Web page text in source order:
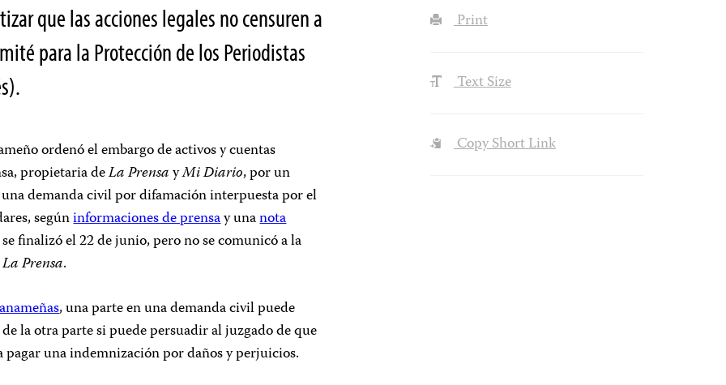
que las acciones legales no censuren a
para la Protección de los Periodistas
ordenó el embargo de activos y cuentas
propietaria deLa PrensayMi Diario, por un
demanda civil por difamación interpuesta por el
segúninformaciones de prensay unanota
finalizó el 22 de junio, pero no se comunicó a la
La Prensa.
, una parte en una demanda civil puede
la otra parte si puede persuadir al juzgado de que
pagar una indemnización por daños y perjuicios.
Print
Text Size
Copy Short Link